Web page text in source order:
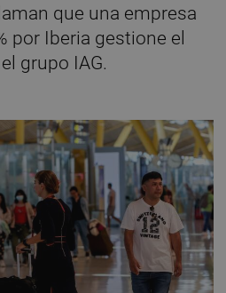
que una empresa
por Iberia gestione el
grupo IAG.